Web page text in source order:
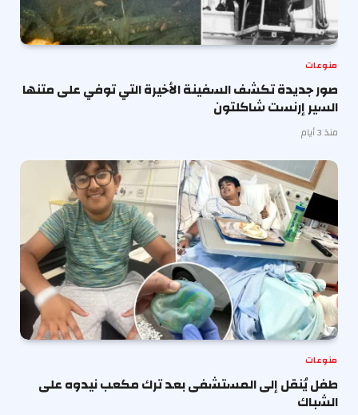
منوعات
صور جديدة تكشف السفينة الأخيرة التي توفي على متنها
السير إرنست شاكلتون
منذ 3 أيام
منوعات
طفل يُنقل إلى المستشفى بعد ترك مكعب نيدوه على
الشباك